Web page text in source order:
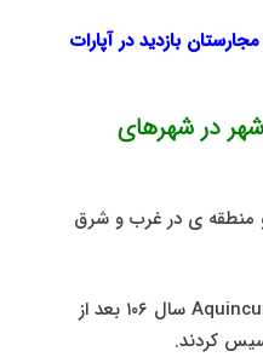
بازدید در آپارات
در شهرهای
منطقه ی در غرب و شرق
در قسمت شمال شرقی دونا Aquincum سال ۱٠۶ بعد از
کردند.